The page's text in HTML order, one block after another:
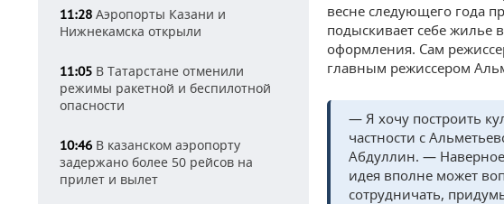
11:28 Аэропорты Казани и
Нижнекамска открыли
11:05 В Татарстане отменили
режимы ракетной и беспилотной
опасности
10:46 В казанском аэропорту
задержано более 50 рейсов на
прилет и вылет
весне следующего года
подыскивает себе жилье
оформления. Сам
главным режиссером
— Я хочу построить
частности с
Абдуллин. —
идея вполне может
сотрудничать,